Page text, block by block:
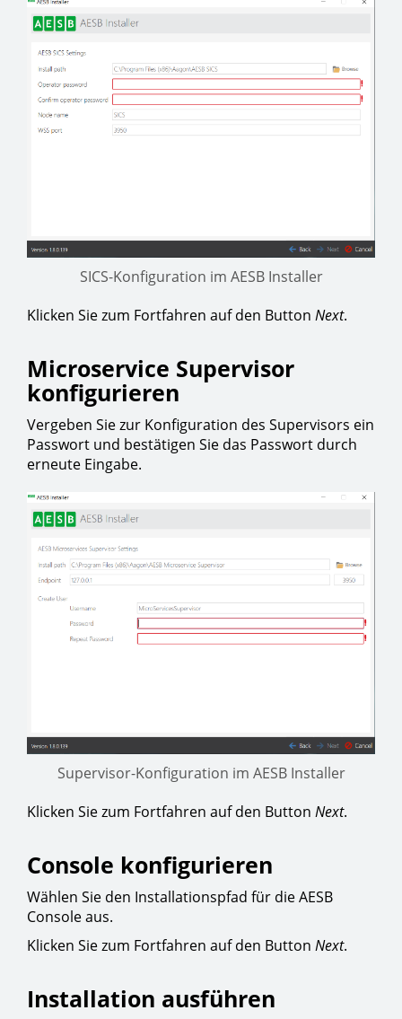
SICS-Konfiguration im AESB Installer
Klicken Sie zum Fortfahren auf den Button Next.
Microservice Supervisor
konfigurieren
Vergeben Sie zur Konfiguration des Supervisors ein
Passwort und bestätigen Sie das Passwort durch
erneute Eingabe.
Supervisor-Konfiguration im AESB Installer
Klicken Sie zum Fortfahren auf den Button Next.
Console konfigurieren
Wählen Sie den Installationspfad für die AESB
Console aus.
Klicken Sie zum Fortfahren auf den Button Next.
Installation ausführen